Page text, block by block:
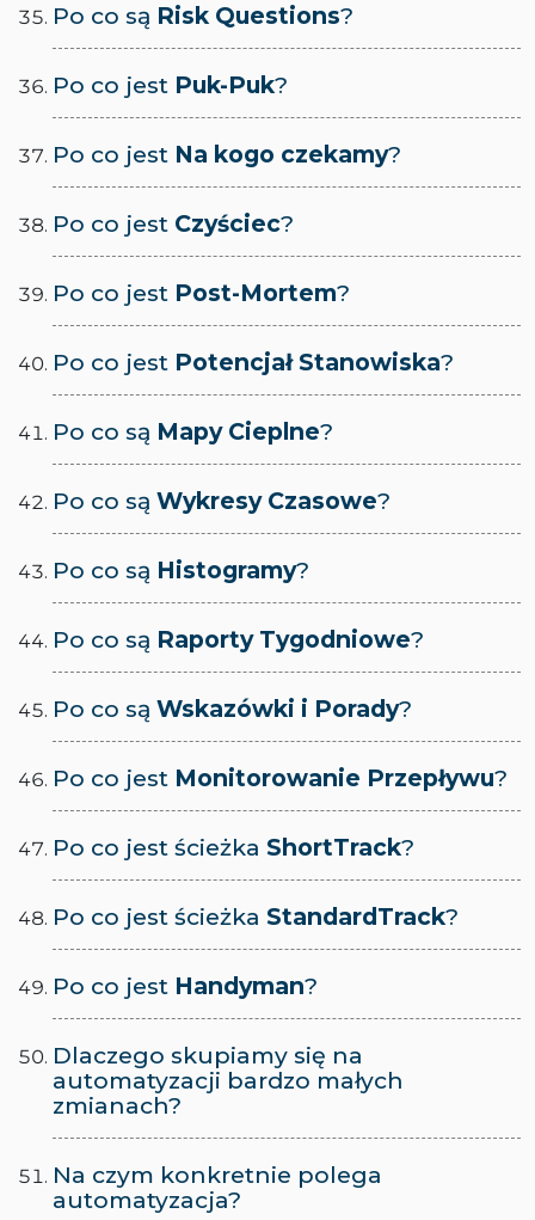
Po co są Risk Questions?
Po co jest Puk-Puk?
Po co jest Na kogo czekamy?
Po co jest Czyściec?
Po co jest Post-Mortem?
Po co jest Potencjał Stanowiska?
Po co są Mapy Cieplne?
Po co są Wykresy Czasowe?
Po co są Histogramy?
Po co są Raporty Tygodniowe?
Po co są Wskazówki i Porady?
Po co jest Monitorowanie Przepływu?
Po co jest ścieżka ShortTrack?
Po co jest ścieżka StandardTrack?
Po co jest Handyman?
Dlaczego skupiamy się na
automatyzacji bardzo małych
zmianach?
Na czym konkretnie polega
automatyzacja?